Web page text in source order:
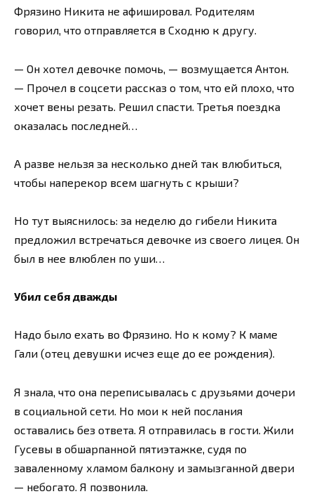
Фрязино Никита не афишировал. Родителям
говорил, что отправляется в Сходню к другу.
— Он хотел девочке помочь, — возмущается Антон.
— Прочел в соцсети рассказ о том, что ей плохо, что
хочет вены резать. Решил спасти. Третья поездка
оказалась последней…
А разве нельзя за несколько дней так влюбиться,
чтобы наперекор всем шагнуть с крыши?
Но тут выяснилось: за неделю до гибели Никита
предложил встречаться девочке из своего лицея. Он
был в нее влюблен по уши…
Убил себя дважды
Надо было ехать во Фрязино. Но к кому? К маме
Гали (отец девушки исчез еще до ее рождения).
Я знала, что она переписывалась с друзьями дочери
в социальной сети. Но мои к ней послания
оставались без ответа. Я отправилась в гости. Жили
Гусевы в обшарпанной пятиэтажке, судя по
заваленному хламом балкону и замызганной двери
— небогато. Я позвонила.